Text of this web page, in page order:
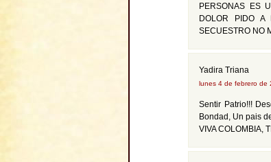
PERSONAS ES
DOLOR PIDO A
SECUESTRO NO
Yadira Triana
lunes 4 de febrero de
Sentir Patrio!!!
Bondad, Un pais
VIVA COLOMBIA,